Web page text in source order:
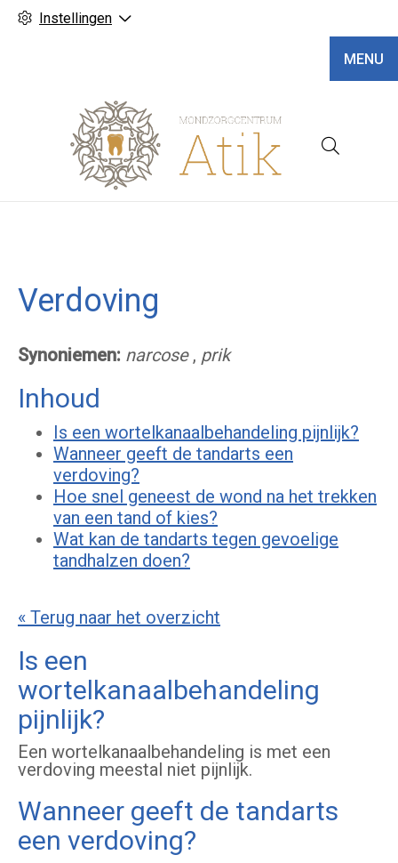
Instellingen
MENU
Verdoving
Synoniemen: narcose, prik
Inhoud
Is een wortelkanaalbehandeling pijnlijk?
Wanneer geeft de tandarts een
verdoving?
Hoe snel geneest de wond na het trekken
van een tand of kies?
Wat kan de tandarts tegen gevoelige
tandhalzen doen?
« Terug naar het overzicht
Is een
wortelkanaalbehandeling
pijnlijk?
Een wortelkanaalbehandeling is met een
verdoving meestal niet pijnlijk.
Wanneer geeft de tandarts
een verdoving?